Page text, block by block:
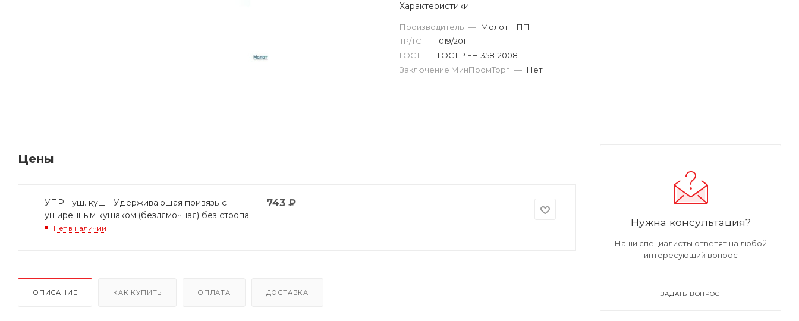
Характеристики
Производитель — Молот НПП
ТР/ТС — 019/2011
ГОСТ — ГОСТ Р ЕН 358-2008
Заключение МинПромТорг — Нет
Цены
УПР I уш. куш - Удерживающая привязь с
уширенным кушаком (безлямочная) без стропа
Нет в наличии
743₽
ОПИСАНИЕ КАК КУПИТЬ ОПЛАТА ДОСТАВКА
Нужна консультация?
Наши специалисты ответят на любой
интересующий вопрос
ЗАДАТЬ ВОПРОС